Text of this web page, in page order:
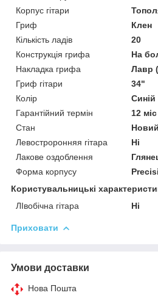
Корпус гітари
Гриф
Клен
Кількість ладів
20
Конструкція грифа
На
Накладка грифа
Лавр
Гриф гітари
34"
Колір
Синій
Гарантійний термін
12 міс
Стан
Новий
Левостроронняя гітара
Ні
Лакове оздоблення
Форма корпусу
Користувальницькі
ЛІвобічна гітара
Ні
Приховати
Умови доставки
Нова Пошта